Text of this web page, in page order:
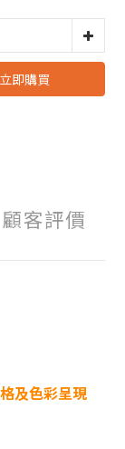
立即購買
顧客評價
及色彩呈現